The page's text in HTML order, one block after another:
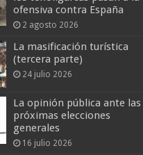
ofensiva contra España
2 agosto 2026
La masificación turística
(tercera parte)
24 julio 2026
La opinión pública ante las
próximas elecciones
generales
16 julio 2026